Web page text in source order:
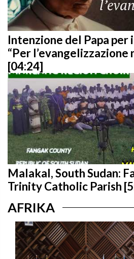
Intenzione del Papa per
“Per l’evangelizzazione
[04:24]
Malakal, South Sudan:
Trinity Catholic Parish
AFRIKA